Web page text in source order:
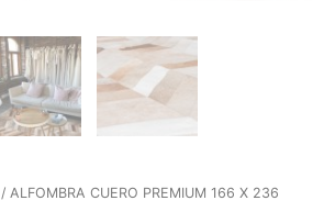
/ ALFOMBRA CUERO PREMIUM 166 X 236